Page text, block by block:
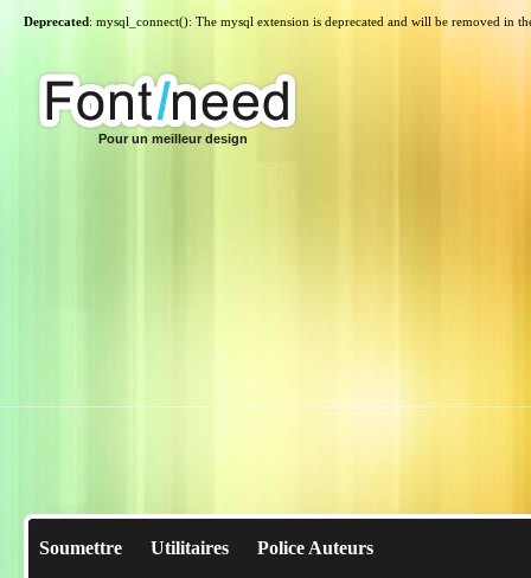
Deprecated: mysql_connect(): The mysql extension is deprecated and will be removed in
Pour un meilleur design
Soumettre Utilitaires Police Auteurs